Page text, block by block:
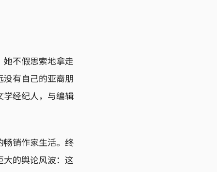
不假思索地拿走
有自己的亚裔朋
学经纪人，与编辑
畅销作家生活。终
的舆论风波：这